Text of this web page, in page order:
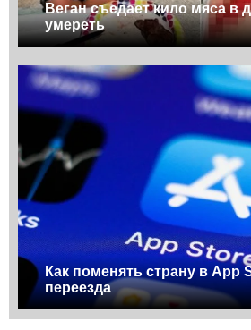
Веган съедает кило мяса в
умереть
Как поменять страну в App
переезда